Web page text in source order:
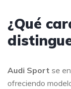
¿Qué
Audi Sport se
ofreciendo